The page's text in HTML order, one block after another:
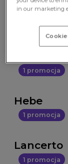
BYTOM
1 promocja
1 promocja
Hebe
1 promocja
Lancerto
1 promocja
in our marketing